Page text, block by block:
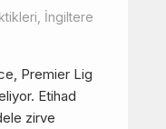
İngiltere
Premier Lig
Etihad
zirve